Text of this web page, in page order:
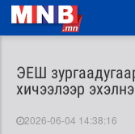
ЭЕШ
хичээлээр эхэлнэ
2026-06-04 14:38:16